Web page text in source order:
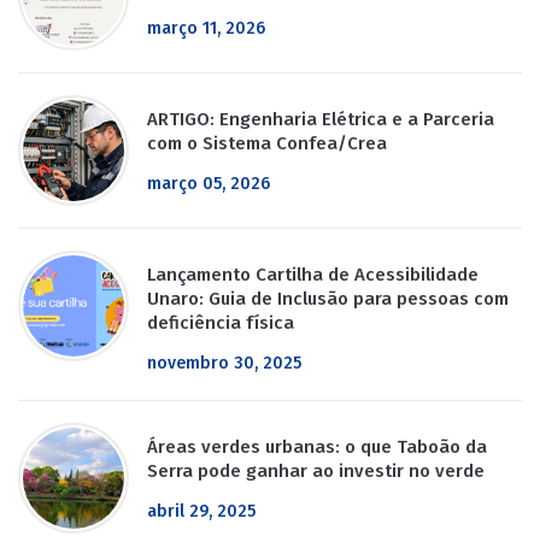
março 11, 2026
ARTIGO: Engenharia Elétrica e a Parceria
com o Sistema Confea/Crea
março 05, 2026
Lançamento Cartilha de Acessibilidade
Unaro: Guia de Inclusão para pessoas com
deficiência física
novembro 30, 2025
Áreas verdes urbanas: o que Taboão da
Serra pode ganhar ao investir no verde
abril 29, 2025